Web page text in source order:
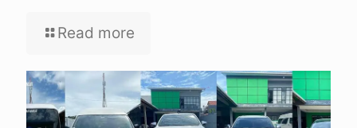
Read more